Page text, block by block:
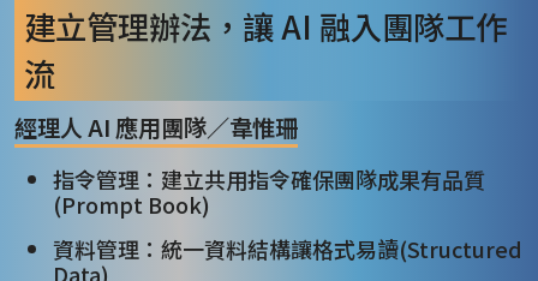
建立管理辦法，讓 AI 融入團隊工作
流
經理人 AI 應用團隊／韋惟珊
指令管理：建立共用指令確保團隊成果有品質
(Prompt Book)
資料管理：統一資料結構讓格式易讀(Structured
Data)